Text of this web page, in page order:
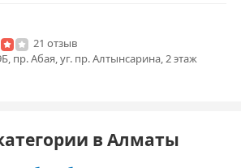
21 отзыв
пр. Абая, уг. пр. Алтынсарина, 2 этаж
в Алматы